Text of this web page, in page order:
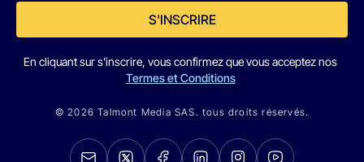
S'INSCRIRE
En cliquant sur s'inscrire, vous confirmez que vous acceptez nos
Termes et Conditions
© 2026 Talmont Media SAS. tous droits réservés.